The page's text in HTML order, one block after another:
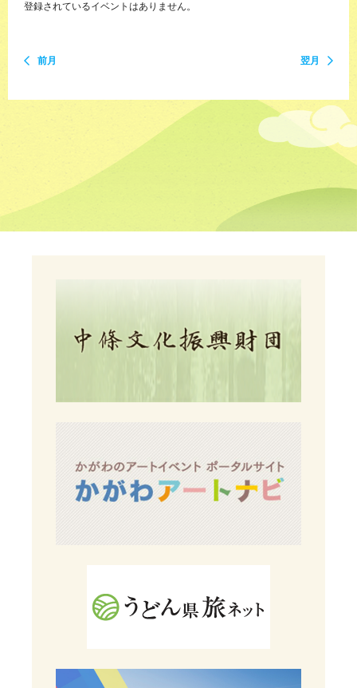
登録されているイベントはありません。
前月 翌月